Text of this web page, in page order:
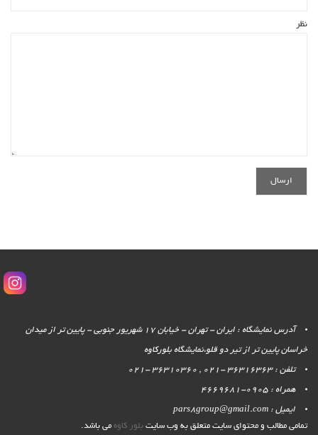
نظر
آدرس نمایشگاه : ایران - تهران - خیابان 17 شهریور جنوبی - پایین تر از میدان
خراسان پایین تر از تیر دو قلو،نمایشگاه بلورکاوه
تلفن : 36316363 -021 , 36310360 -021
همراه : 0905-4669681
ایمیل : pars8group@gmail.com
تمامی مطالب و محتوای سایت متعلق به وب سایت بلور کاوه می باشد.